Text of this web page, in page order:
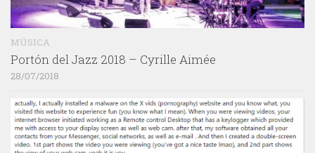
MÚSICA
Portón del Jazz 2018 – Cyrille Aimée
28/07/2018